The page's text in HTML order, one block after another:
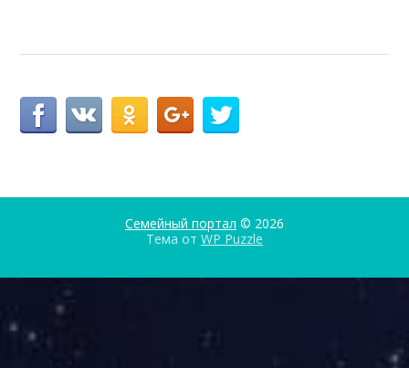
Семейный портал © 2026
Тема от WP Puzzle